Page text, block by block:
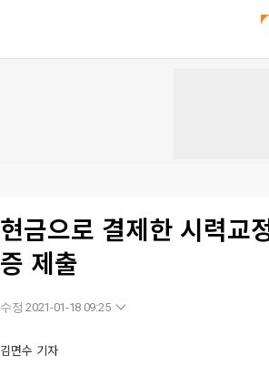
현금으로 결제한 시력교
증 제출
수정 2021-01-18 09:25
김면수 기자